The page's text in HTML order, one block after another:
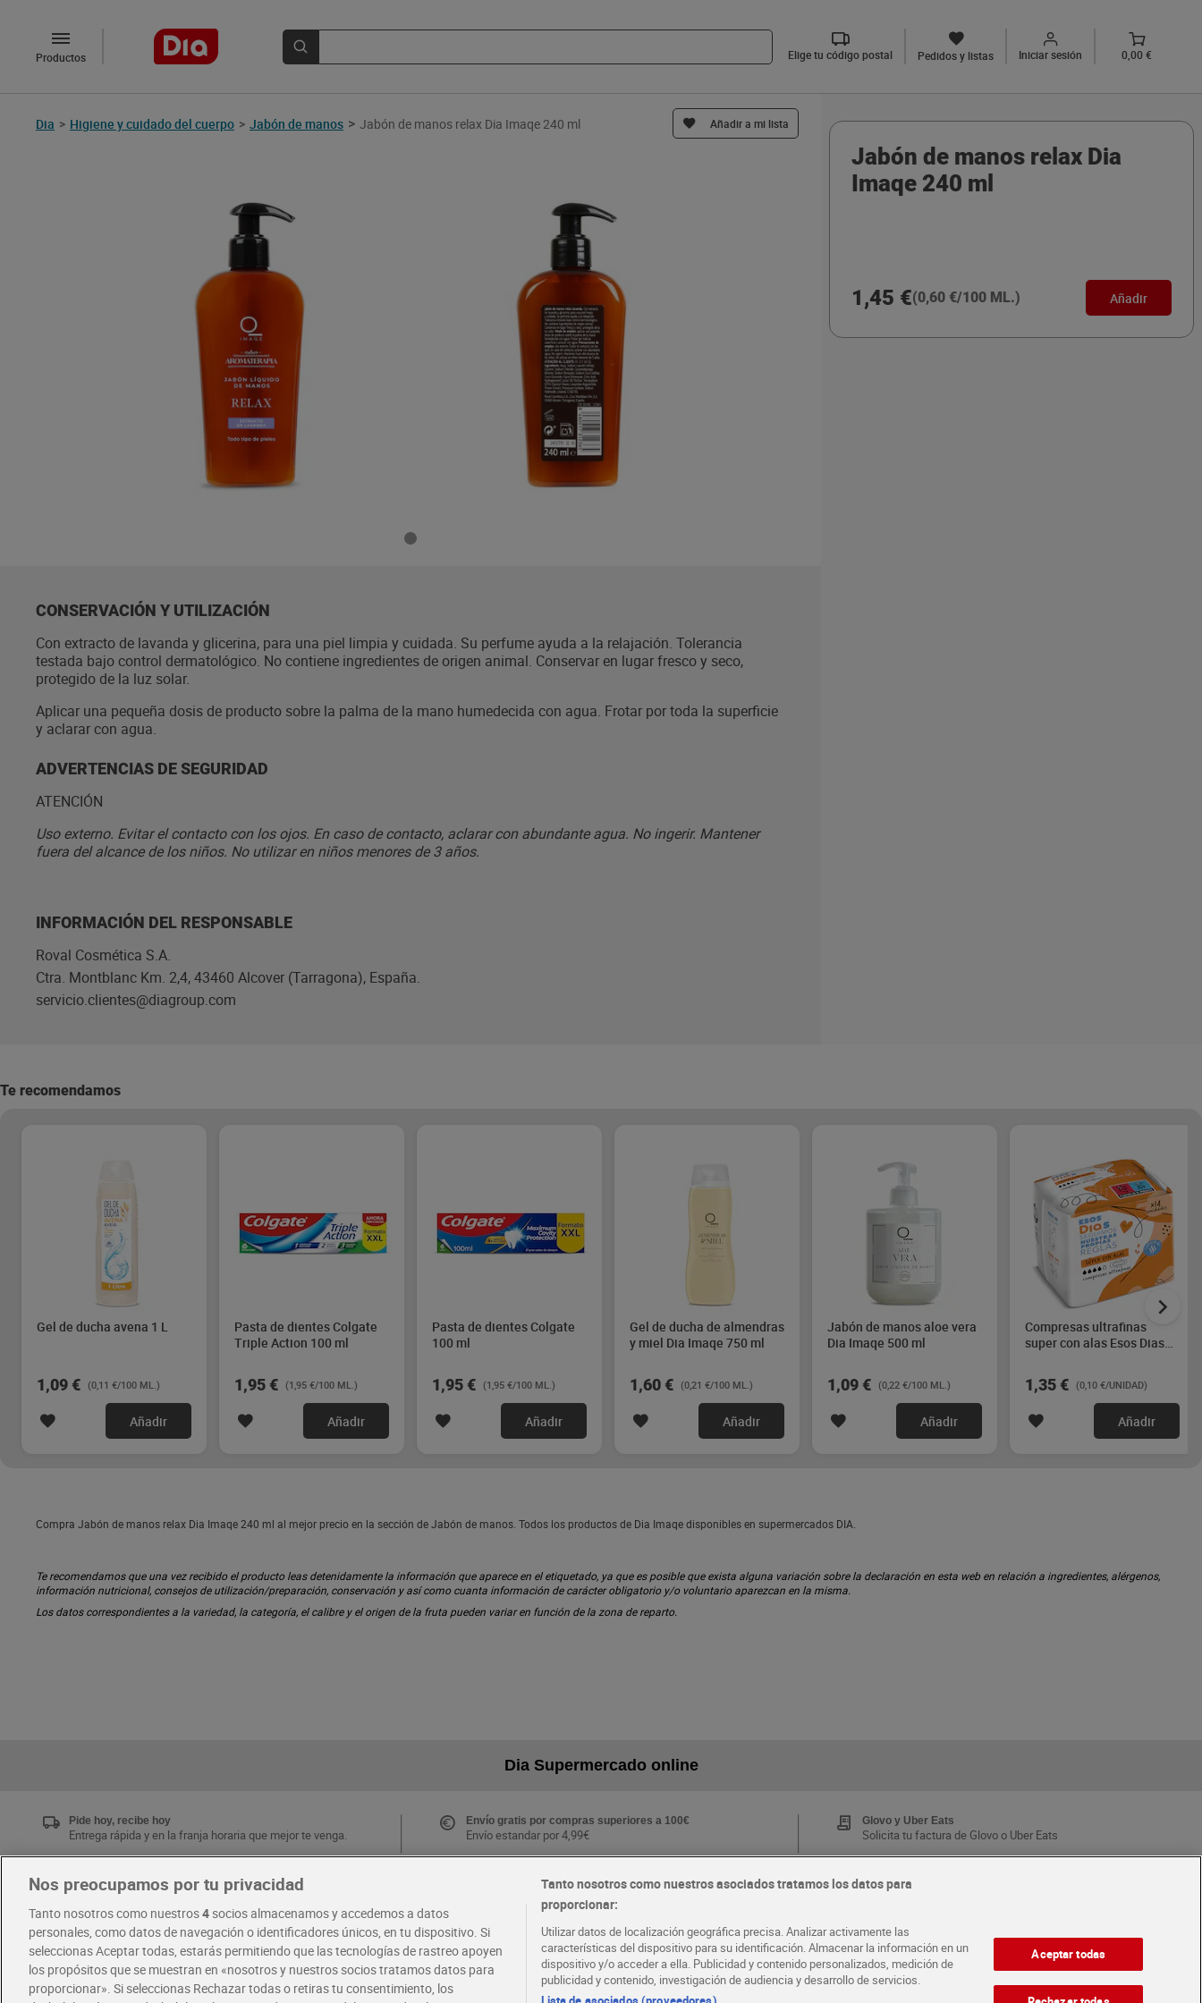
Productos Elige tu código postal Pedidos y listas Iniciar sesión 0,00 €
Dia > Higiene y cuidado del cuerpo > Jabón de manos > Jabón de manos relax Dia Imaqe 240 ml Añadir a mi lista
CONSERVACIÓN Y UTILIZACIÓN
Con extracto de lavanda y glicerina, para una piel limpia y cuidada. Su perfume ayuda a la relajación. Tolerancia
testada bajo control dermatológico. No contiene ingredientes de origen animal. Conservar en lugar fresco y seco,
protegido de la luz solar.
Aplicar una pequeña dosis de producto sobre la palma de la mano humedecida con agua. Frotar por toda la superficie
y aclarar con agua.
ADVERTENCIAS DE SEGURIDAD
ATENCIÓN
Uso externo. Evitar el contacto con los ojos. En caso de contacto, aclarar con abundante agua. No ingerir. Mantener
fuera del alcance de los niños. No utilizar en niños menores de 3 años.
INFORMACIÓN DEL RESPONSABLE
Roval Cosmética S.A.
Ctra. Montblanc Km. 2,4, 43460 Alcover (Tarragona), España.
servicio.clientes@diagroup.com
Jabón de manos relax Dia
Imaqe 240 ml
1,45 €(0,60 €/100 ML.) Añadir
Te recomendamos
Gel de ducha avena 1 L
1,09 € (0,11 €/100 ML.)
Añadir
Pasta de dientes Colgate
Triple Action 100 ml
1,95 € (1,95 €/100 ML.)
Añadir
Pasta de dientes Colgate
100 ml
1,95 € (1,95 €/100 ML.)
Añadir
Gel de ducha de almendras
y miel Dia Imaqe 750 ml
1,60 € (0,21 €/100 ML.)
Añadir
Jabón de manos aloe vera
Dia Imaqe 500 ml
1,09 € (0,22 €/100 ML.)
Añadir
Compresas ultrafinas
super con alas Esos Dias
1,35 € (0,10 €/UNIDAD)
Añadir
Compra Jabón de manos relax Dia Imaqe 240 ml al mejor precio en la sección de Jabón de manos. Todos los productos de Dia Imaqe disponibles en supermercados DIA.
Te recomendamos que una vez recibido el producto leas detenidamente la información que aparece en el etiquetado, ya que es posible que exista alguna variación sobre la declaración en esta web en relación a ingredientes, alérgenos,
información nutricional, consejos de utilización/preparación, conservación y así como cuanta información de carácter obligatorio y/o voluntario aparezcan en la misma.
Los datos correspondientes a la variedad, la categoría, el calibre y el origen de la fruta pueden variar en función de la zona de reparto.
Dia Supermercado online
Pide hoy, recibe hoy
Entrega rápida y en la franja horaria que mejor te venga.
Envío gratis por compras superiores a 100€
Envío estandar por 4,99€
Glovo y Uber Eats
Solicita tu factura de Glovo o Uber Eats
Disfruta las ventajas y ofertas exclusivas.
Descárgate la APP Dia
Folletos y Tiendas
cercana
¡Solicita tu tarjeta de crédito aquí!
RECETAS · COMER MEJOR CADA DIA · EMPLEO
Nos preocupamos por tu privacidad
Tanto nosotros como nuestros4socios almacenamos y accedemos a datos
personales, como datos de navegación o identificadores únicos, en tu dispositivo. Si
seleccionas Aceptar todas, estarás permitiendo que las tecnologías de rastreo apoyen
los propósitos que se muestran en «nosotros y nuestros socios tratamos datos para
proporcionar». Si seleccionas Rechazar todas o retiras tu consentimiento, los
Tanto nosotros como nuestros asociados tratamos los datos para
proporcionar:
Utilizar datos de localización geográfica precisa. Analizar activamente las
características del dispositivo para su identificación. Almacenar la información en un
dispositivo y/o acceder a ella. Publicidad y contenido personalizados, medición de
publicidad y contenido, investigación de audiencia y desarrollo de servicios.
Aceptar todas